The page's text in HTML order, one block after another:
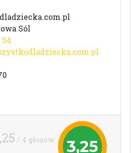
Sól
54
3,25
/ 4 głosów